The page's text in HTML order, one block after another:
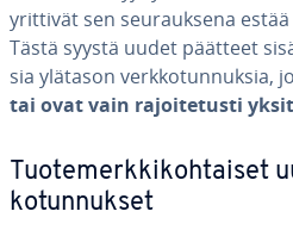
yrittivät sen seu­rauk­se­na
Tästä syystä uudet päätteet
sia ylätason verk­ko­tun­nuk­sia,
tai ovat vain ra­joi­te­tus­ti
Tuo­te­merk­ki­koh­tai­set
ko­tun­nuk­set